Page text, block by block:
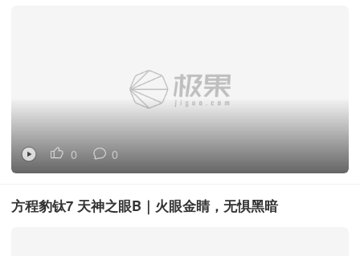
0 0
方程豹钛7 天神之眼B｜火眼金睛，无惧黑暗